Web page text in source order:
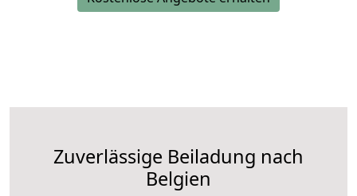
Zuverlässige Beiladung nach
Belgien